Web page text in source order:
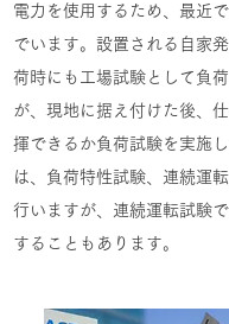
電力を使用するため、最近
でいます。設置される自家
荷時にも工場試験として負
が、現地に据え付けた後、
揮できるか負荷試験を実施
は、負荷特性試験、連続運
行いますが、連続運転試験
することもあります。